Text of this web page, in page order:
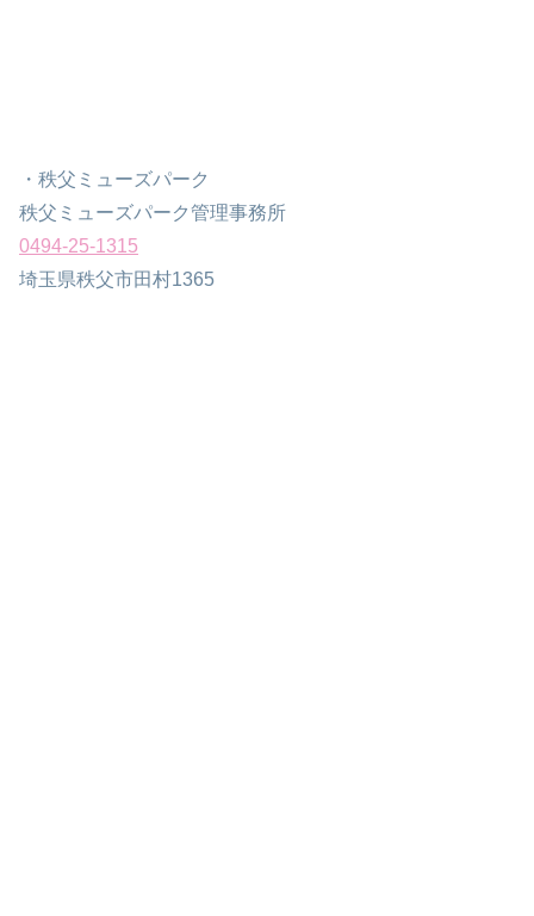
・秩父ミューズパーク
秩父ミューズパーク管理事務所
0494-25-1315
埼玉県秩父市田村1365